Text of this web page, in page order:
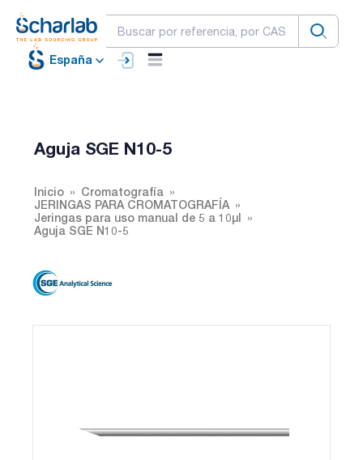
España
Aguja SGE N10-5
Inicio
Cromatografía
JERINGAS PARA CROMATOGRAFÍA
Jeringas para uso manual de 5 a 10µl
Aguja SGE N10-5